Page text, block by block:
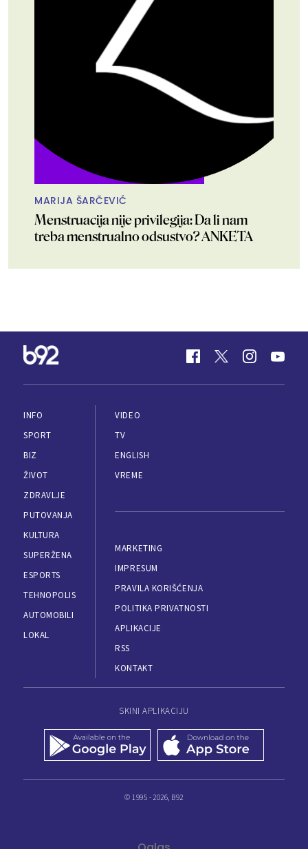
MARIJA ŠARČEVIĆ
Menstruacija nije privilegija: Da li nam
treba menstrualno odsustvo? ANKETA
INFO
SPORT
BIZ
ŽIVOT
ZDRAVLJE
PUTOVANJA
KULTURA
SUPERŽENA
ESPORTS
TEHNOPOLIS
AUTOMOBILI
LOKAL
VIDEO
TV
ENGLISH
VREME
MARKETING
IMPRESUM
PRAVILA KORIŠĆENJA
POLITIKA PRIVATNOSTI
APLIKACIJE
RSS
KONTAKT
SKINI APLIKACIJU
© 1995 - 2026, B92